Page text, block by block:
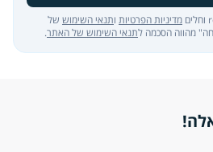
מדיניות הפרטיות ותנאי השימוש של
תנאי השימוש של האתר.